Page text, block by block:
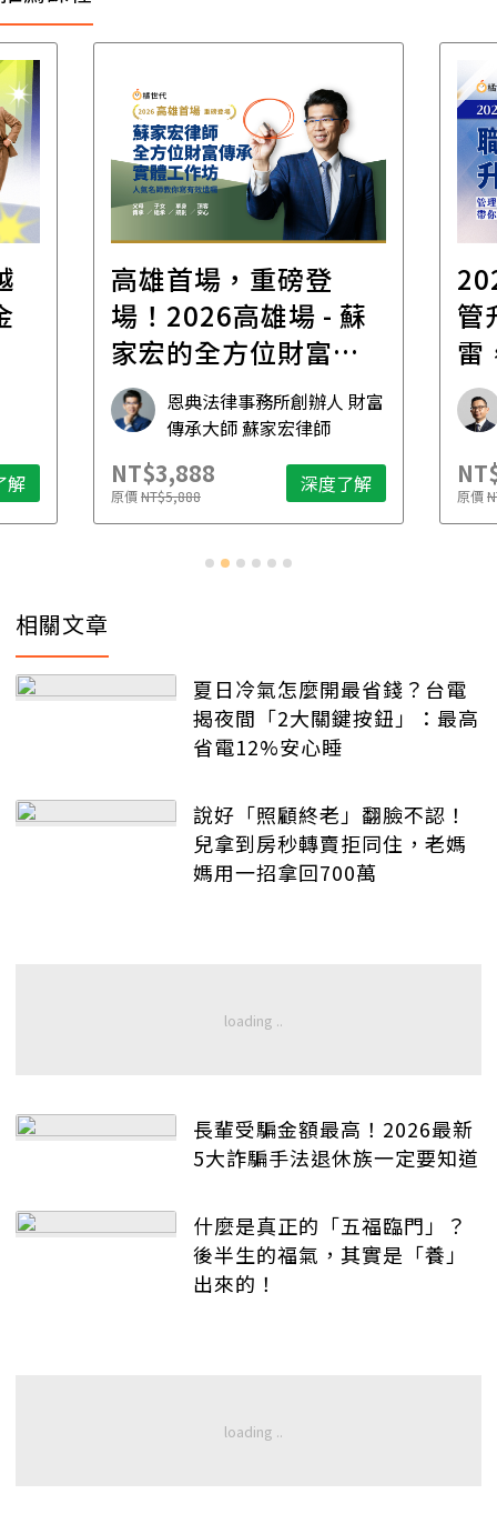
解
高雄首場，重磅登
場！2026高雄場 - 蘇
家宏的全方位財富傳
承｜實體工作坊
恩典法律事務所創辦人 財富
傳承大師 蘇家宏律師
NT$3,888
原價NT$5,888 深度了解
管
雷
場
原價
相關文章
夏日冷氣怎麼開最省錢？台電
揭夜間「2大關鍵按鈕」：最高
省電12%安心睡
說好「照顧終老」翻臉不認！
兒拿到房秒轉賣拒同住，老媽
媽用一招拿回700萬
長輩受騙金額最高！2026最新
5大詐騙手法退休族一定要知道
什麼是真正的「五福臨門」？
後半生的福氣，其實是「養」
出來的！